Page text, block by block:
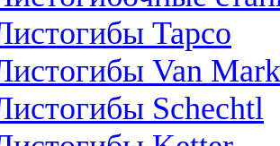
Tapco
Van Mark
Schechtl